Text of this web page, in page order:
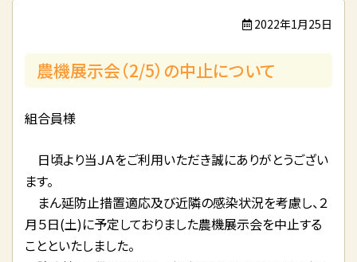
2022年1月25日
農機展示会（2/5）の中止について
組合員様
日頃より当ＪＡをご利用いただき誠にありがとうござい
ます。
まん延防止措置適応及び近隣の感染状況を考慮し、２
月５日(土)に予定しておりました農機展示会を中止する
ことといたしました。